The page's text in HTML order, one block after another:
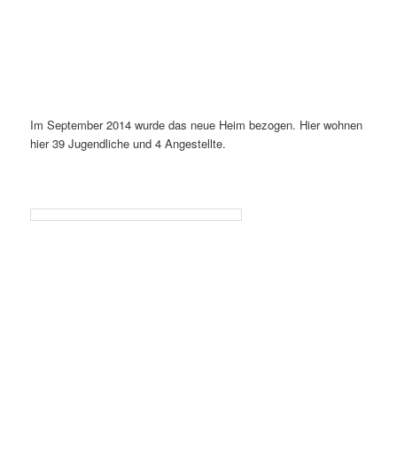
Im September 2014 wurde das neue Heim bezogen. Hier wohnen
hier 39 Jugendliche und 4 Angestellte.